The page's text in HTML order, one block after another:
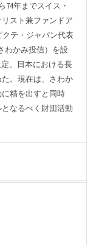
74年までスイス・
スト兼ファンドア
クテ・ジャパン代表
わかみ投信）を設
。日本における長
。現在は、さわか
精を出すと同時
なるべく財団活動